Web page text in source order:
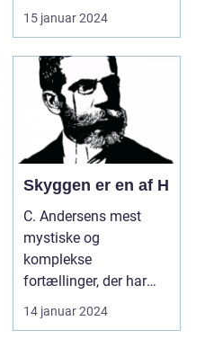
mest betydningsfulde
forfa...
15 januar 2024
Skyggen er en af H
C. Andersens mest
mystiske og
komplekse
fortællinger, der har
fascineret læsere i
årtier. Med sin dy...
14 januar 2024